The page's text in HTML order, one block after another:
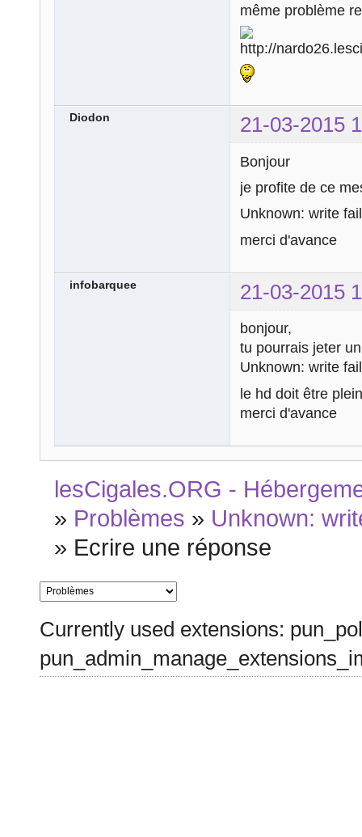
même problème
Diodon 21-03-2015
Bonjour
je profite de ce
Unknown: write
merci d'avance
infobarquee 21-03-2015
bonjour,
tu pourrais jeter
Unknown: write
le hd doit être
merci d'avance
lesCigales.ORG -
» Problèmes » Unknown:
» Ecrire une réponse
Currently used extensions: